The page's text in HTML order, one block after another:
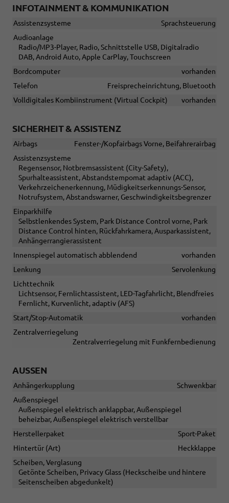
INFOTAINMENT & KOMMUNIKATION
Assistenzsysteme
Sprachsteuerung
Audioanlage
Radio/MP3-Player, Radio, Schnittstelle USB, Digitalradio
DAB, Android Auto, Apple CarPlay, Touchscreen
Bordcomputer
vorhanden
Telefon
Freisprecheinrichtung, Bluetooth
Volldigitales Kombiinstrument (Virtual Cockpit)
vorhanden
SICHERHEIT & ASSISTENZ
Airbags
Fenster-/Kopfairbags Vorne, Beifahrerairbag
Assistenzsysteme
Regensensor, Notbremsassistent (City-Safety),
Spurhalteassistent, Abstandstempomat adaptiv (ACC),
Verkehrzeichenerkennung, Müdigkeitserkennungs-Sensor,
Notrufsystem, Abstandswarner, Geschwindigkeitsbegrenzer
Einparkhilfe
Selbstlenkendes System, Park Distance Control vorne, Park
Distance Control hinten, Rückfahrkamera, Ausparkassistent,
Anhängerrangierassistent
Innenspiegel automatisch abblendend
vorhanden
Lenkung
Servolenkung
Lichttechnik
Lichtsensor, Fernlichtassistent, LED-Tagfahrlicht, Blendfreies
Fernlicht, Kurvenlicht, adaptiv (AFS)
Start/Stop-Automatik
vorhanden
Zentralverriegelung
Zentralverriegelung mit Funkfernbedienung
AUSSEN
Anhängerkupplung
Schwenkbar
Außenspiegel
Außenspiegel elektrisch anklappbar, Außenspiegel
beheizbar, Außenspiegel elektrisch verstellbar
Herstellerpaket
Sport-Paket
Hintertür (Art)
Heckklappe
Scheiben, Verglasung
Getönte Scheiben, Privacy Glass (Heckscheibe und hintere
Seitenscheiben abgedunkelt)